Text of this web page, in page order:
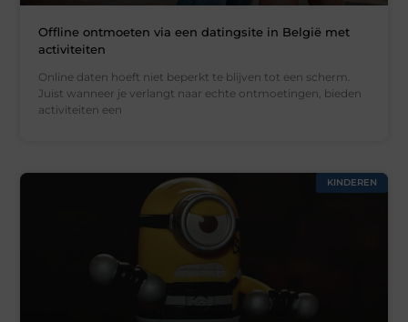
Offline ontmoeten via een datingsite in België met
activiteiten
Online daten hoeft niet beperkt te blijven tot een scherm.
Juist wanneer je verlangt naar echte ontmoetingen, bieden
activiteiten een
KINDEREN